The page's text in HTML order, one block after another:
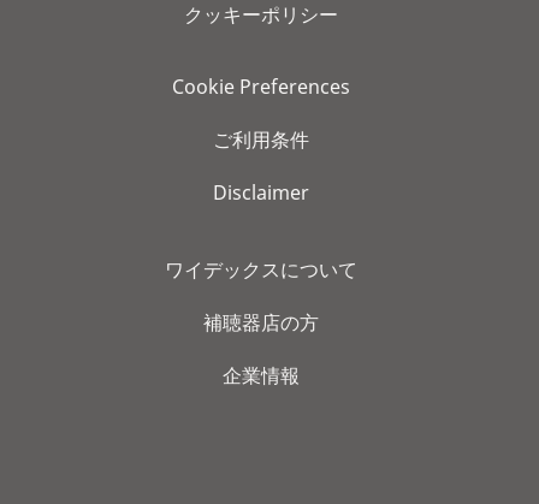
クッキーポリシー
Cookie Preferences
ご利用条件
Disclaimer
ワイデックスについて
補聴器店の方
企業情報